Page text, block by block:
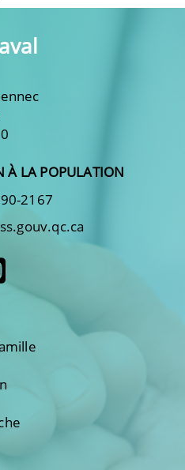
À LA POPULATION
2167